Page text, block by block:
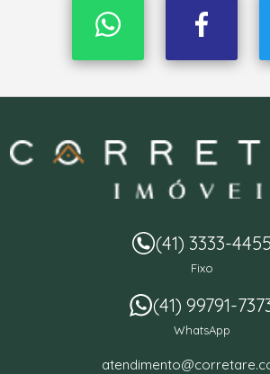
(41) 3333-4455
Fixo
(41) 99791-
WhatsApp